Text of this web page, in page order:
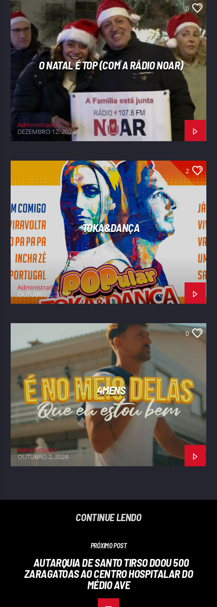
0
O NATAL É TOP (COM A RÁDIO NOAR)
Administrador
DEZEMBRO 12, 2024
2
TOKA&DANÇA
Administrador
OUTUBRO 2, 2024
0
4MENS
Administrador
OUTUBRO 2, 2024
CONTINUE LENDO
PRÓXIMO POST
AUTARQUIA DE SANTO TIRSO DOOU 500
ZARAGATOAS AO CENTRO HOSPITALAR DO
MÉDIO AVE